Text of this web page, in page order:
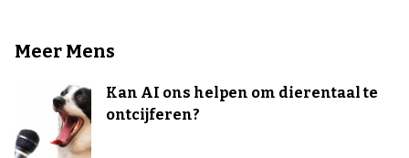
Meer Mens
Kan AI ons helpen om dierentaal te
ontcijferen?